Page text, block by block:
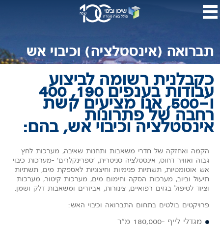
תברואה (אינסטלציה) וכיבוי אש
כקבלנית רשומה לביצוע
עבודות בענפים 190, 400
ו-500, אנו מציעים קשת
רחבה של פתרונות
אינסטלציה וכיבוי אש, בהם:
הקמה ואחזקה של חדרי משאבות ותחנות שאיבה, מערכות לחץ
גבוה ואוויר דחוס, אינסטלציה סניטרית, 'ספרינקלרים' -מערכות כיבוי
אש אוטומטיות, תשתיות פנימיות וחיצוניות לאספקת מים, תשתיות
תיעול וביוב, מערכות הסקה וחימום מים, מערכות קיטור, מערכות
וציוד לטיפול בגזים רפואיים, צינורות, אביזרים ומשאבות דלק ושמן.
פרויקטים בולטים בתחום התברואה וכיבוי האש:
מגדלי לייף -180,000 מ"ר